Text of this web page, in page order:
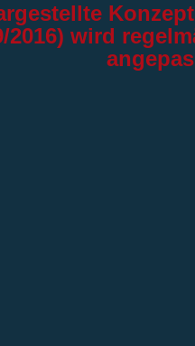
2016) wird